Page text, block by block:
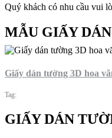
Quý khách có nhu cầu vui
MẪU GIẤY
Giấy dán tường 3D hoa
Tag:
GIẤY DÁN